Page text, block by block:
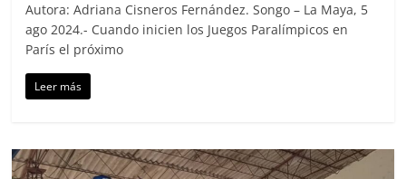
Autora: Adriana Cisneros Fernández. Songo – La Maya, 5
ago 2024.- Cuando inicien los Juegos Paralímpicos en
París el próximo
Leer más